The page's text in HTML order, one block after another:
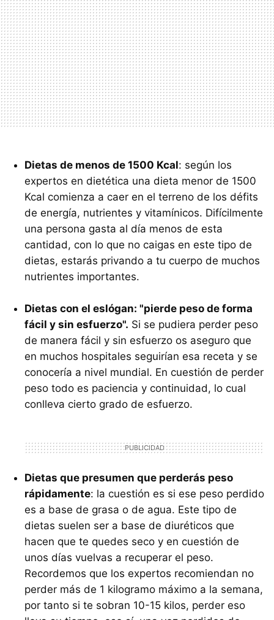
Dietas de menos de 1500 Kcal: según los
expertos en dietética una dieta menor de 1500
Kcal comienza a caer en el terreno de los défits
de energía, nutrientes y vitamínicos. Difícilmente
una persona gasta al día menos de esta
cantidad, con lo que no caigas en este tipo de
dietas, estarás privando a tu cuerpo de muchos
nutrientes importantes.
Dietas con el eslógan: "pierde peso de forma
fácil y sin esfuerzo". Si se pudiera perder peso
de manera fácil y sin esfuerzo os aseguro que
en muchos hospitales seguirían esa receta y se
conocería a nivel mundial. En cuestión de perder
peso todo es paciencia y continuidad, lo cual
conlleva cierto grado de esfuerzo.
Dietas que presumen que perderás peso
rápidamente: la cuestión es si ese peso perdido
es a base de grasa o de agua. Este tipo de
dietas suelen ser a base de diuréticos que
hacen que te quedes seco y en cuestión de
unos días vuelvas a recuperar el peso.
Recordemos que los expertos recomiendan no
perder más de 1 kilogramo máximo a la semana,
por tanto si te sobran 10-15 kilos, perder eso